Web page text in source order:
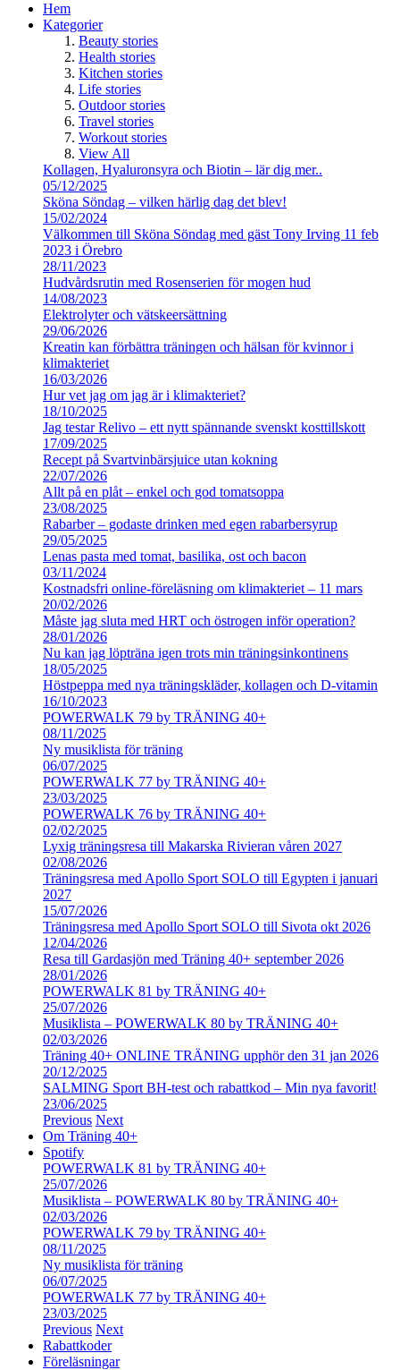
Hem
Kategorier
Beauty stories
Health stories
Kitchen stories
Life stories
Outdoor stories
Travel stories
Workout stories
View All
Kollagen, Hyaluronsyra och Biotin – lär dig mer..
05/12/2025
Sköna Söndag – vilken härlig dag det blev!
15/02/2024
Välkommen till Sköna Söndag med gäst Tony Irving 11 feb
2023 i Örebro
28/11/2023
Hudvårdsrutin med Rosenserien för mogen hud
14/08/2023
Elektrolyter och vätskeersättning
29/06/2026
Kreatin kan förbättra träningen och hälsan för kvinnor i
klimakteriet
16/03/2026
Hur vet jag om jag är i klimakteriet?
18/10/2025
Jag testar Relivo – ett nytt spännande svenskt kosttillskott
17/09/2025
Recept på Svartvinbärsjuice utan kokning
22/07/2026
Allt på en plåt – enkel och god tomatsoppa
23/08/2025
Rabarber – godaste drinken med egen rabarbersyrup
29/05/2025
Lenas pasta med tomat, basilika, ost och bacon
03/11/2024
Kostnadsfri online-föreläsning om klimakteriet – 11 mars
20/02/2026
Måste jag sluta med HRT och östrogen inför operation?
28/01/2026
Nu kan jag löpträna igen trots min träningsinkontinens
18/05/2025
Höstpeppa med nya träningskläder, kollagen och D-vitamin
16/10/2023
POWERWALK 79 by TRÄNING 40+
08/11/2025
Ny musiklista för träning
06/07/2025
POWERWALK 77 by TRÄNING 40+
23/03/2025
POWERWALK 76 by TRÄNING 40+
02/02/2025
Lyxig träningsresa till Makarska Rivieran våren 2027
02/08/2026
Träningsresa med Apollo Sport SOLO till Egypten i januari
2027
15/07/2026
Träningsresa med Apollo Sport SOLO till Sivota okt 2026
12/04/2026
Resa till Gardasjön med Träning 40+ september 2026
28/01/2026
POWERWALK 81 by TRÄNING 40+
25/07/2026
Musiklista – POWERWALK 80 by TRÄNING 40+
02/03/2026
Träning 40+ ONLINE TRÄNING upphör den 31 jan 2026
20/12/2025
SALMING Sport BH-test och rabattkod – Min nya favorit!
23/06/2025
Previous Next
Om Träning 40+
Spotify
POWERWALK 81 by TRÄNING 40+
25/07/2026
Musiklista – POWERWALK 80 by TRÄNING 40+
02/03/2026
POWERWALK 79 by TRÄNING 40+
08/11/2025
Ny musiklista för träning
06/07/2025
POWERWALK 77 by TRÄNING 40+
23/03/2025
Previous Next
Rabattkoder
Föreläsningar